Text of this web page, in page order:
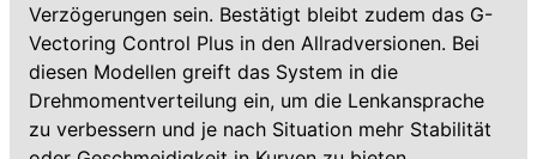
Verzögerungen sein. Bestätigt bleibt zudem das G-
Vectoring Control Plus in den Allradversionen. Bei
diesen Modellen greift das System in die
Drehmomentverteilung ein, um die Lenkansprache
zu verbessern und je nach Situation mehr Stabilität